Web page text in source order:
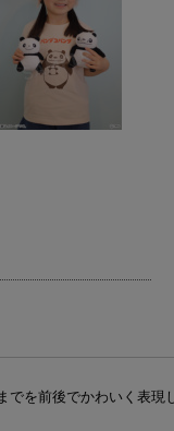
を前後でかわいく表現